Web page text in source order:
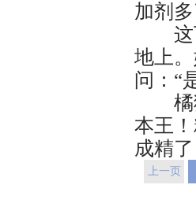
加剂
这下
地上
问：“
橘猫
本王
成精
上一页